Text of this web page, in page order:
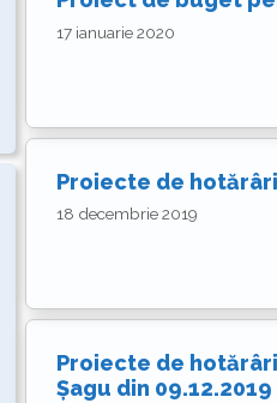
17 ianuarie 2020
Proiecte de
18 decembrie 2019
Proiecte de
Șagu din 09.12.2019